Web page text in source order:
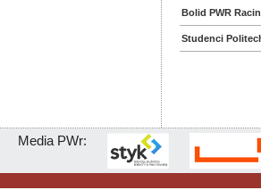
Bolid PWR
Studenci
Media PWr: